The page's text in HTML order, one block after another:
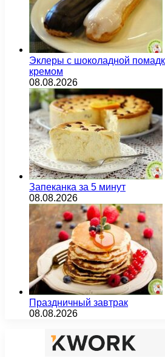
Эклеры с шоколадной
кремом
08.08.2026
Запеканка за 5 минут
08.08.2026
Праздничный завтрак
08.08.2026